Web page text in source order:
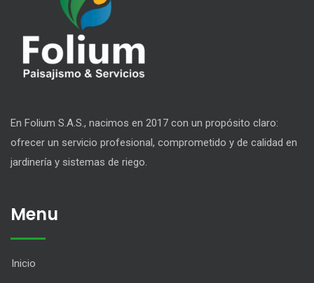
En Folium S.A.S., nacimos en 2017 con un propósito claro:
ofrecer un servicio profesional, comprometido y de calidad en
jardinería y sistemas de riego.
Menu
Inicio